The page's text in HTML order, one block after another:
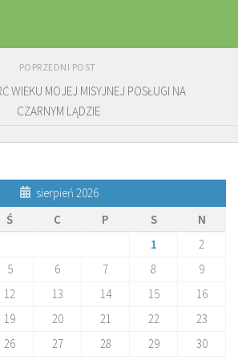
POPRZEDNI POST
WIEKU MOJEJ MISYJNEJ POSŁUGI NA
CZARNYM LĄDZIE
sierpień 2026
Ś C P S
N
1
2
5 6 7 8
9
12 13 14 15
16
19 20 21 22
23
26 27 28 29
30